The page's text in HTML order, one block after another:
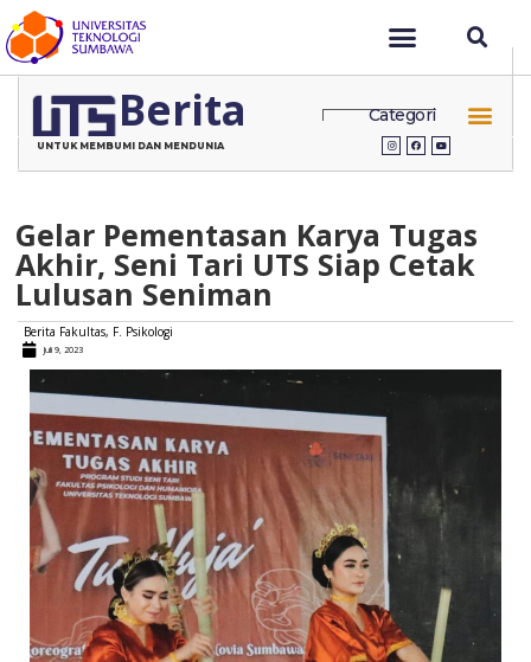
Berita Categori
UNTUK MEMBUMI DAN MENDUNIA
Gelar Pementasan Karya Tugas
Akhir, Seni Tari UTS Siap Cetak
Lulusan Seniman
Berita Fakultas, F. Psikologi
Juli 9, 2023